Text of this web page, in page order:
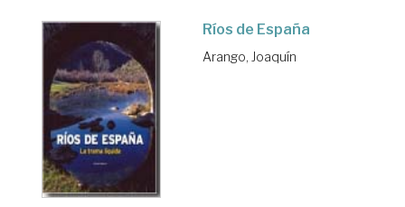
Ríos de España
Arango, Joaquín